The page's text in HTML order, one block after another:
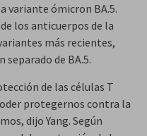
variante ómicron BA.5.
los anticuerpos de la
más recientes,
separado de BA.5.
de las células T
protegernos contra la
dijo Yang. Según